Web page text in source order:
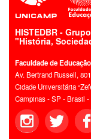
HISTEDBR -
"História,
Faculdade de
Av. Bertrand Russell, 801
Cidade Universitária
Campinas - SP - Brasil -